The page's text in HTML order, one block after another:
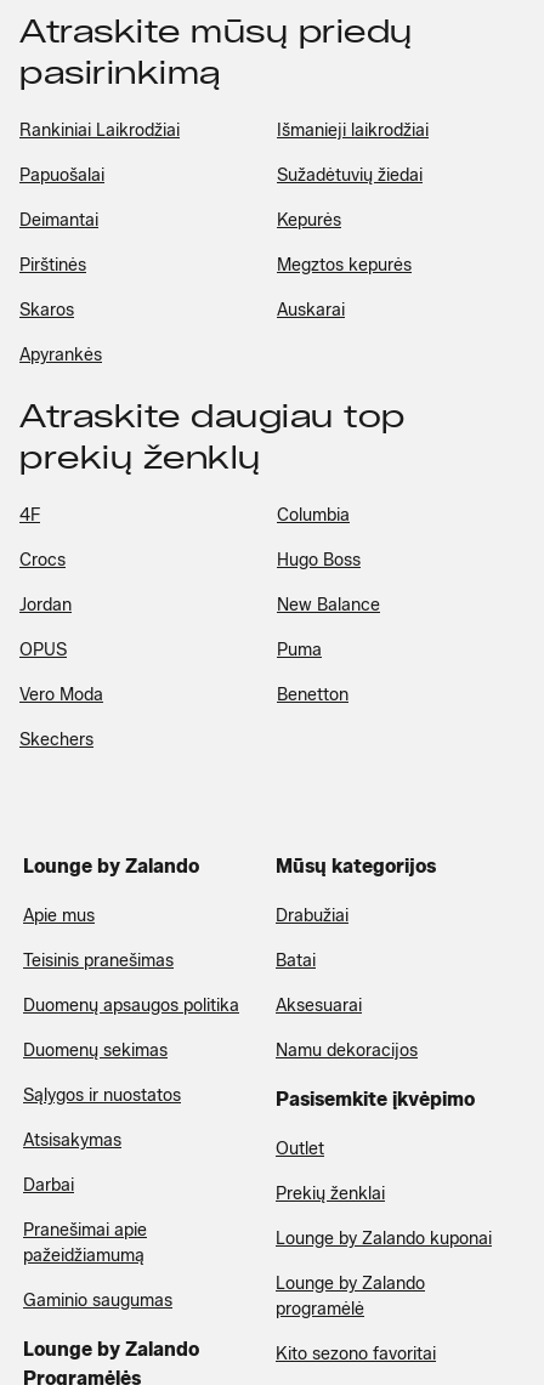
Atraskite mūsų priedų
pasirinkimą
Rankiniai Laikrodžiai Išmanieji laikrodžiai
Papuošalai Sužadėtuvių žiedai
Deimantai Kepurės
Pirštinės Megztos kepurės
Skaros Auskarai
Apyrankės
Atraskite daugiau top
prekių ženklų
4F Columbia
Crocs Hugo Boss
Jordan New Balance
OPUS Puma
Vero Moda Benetton
Skechers
Lounge by Zalando
Apie mus
Teisinis pranešimas
Duomenų apsaugos politika
Duomenų sekimas
Sąlygos ir nuostatos
Atsisakymas
Darbai
Pranešimai apie
pažeidžiamumą
Gaminio saugumas
Lounge by Zalando
Programėlės
Mūsų kategorijos
Drabužiai
Batai
Aksesuarai
Namu dekoracijos
Pasisemkite įkvėpimo
Outlet
Prekių ženklai
Lounge by Zalando kuponai
Lounge by Zalando
programėlė
Kito sezono favoritai